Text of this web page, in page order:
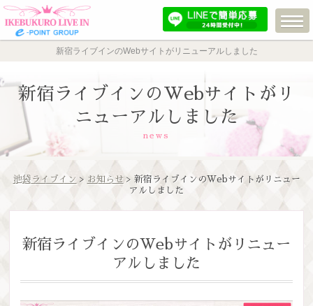
新宿ライブインのWebサイトがリニューアルしました
新宿ライブインのWebサイトがリ
ニューアルしました
news
池袋ライブイン > お知らせ> 新宿ライブインのWebサイトがリニュー
アルしました
新宿ライブインのWebサイトがリニュー
アルしました